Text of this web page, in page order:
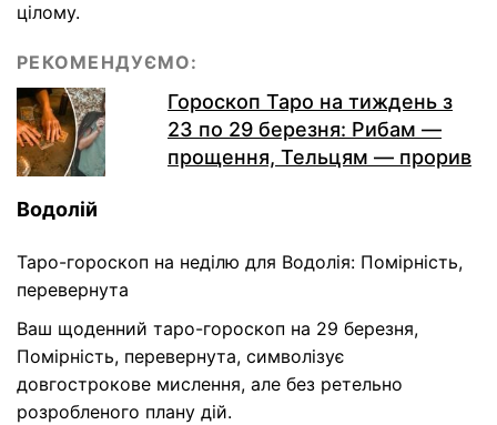
цілому.
РЕКОМЕНДУЄМО:
Гороскоп Таро на тиждень з
23 по 29 березня: Рибам —
прощення, Тельцям — прорив
Водолій
Таро-гороскоп на неділю для Водолія: Помірність,
перевернута
Ваш щоденний таро-гороскоп на 29 березня,
Помірність, перевернута, символізує
довгострокове мислення, але без ретельно
розробленого плану дій.